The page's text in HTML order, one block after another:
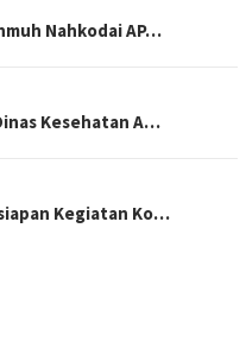
Nahkodai AP…
Kesehatan A…
Kegiatan Ko…